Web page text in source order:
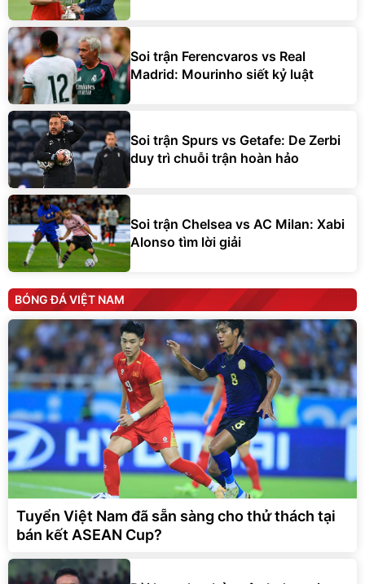
Soi trận Ferencvaros vs Real
Madrid: Mourinho siết kỷ luật
Soi trận Spurs vs Getafe: De Zerbi
duy trì chuỗi trận hoàn hảo
Soi trận Chelsea vs AC Milan: Xabi
Alonso tìm lời giải
BÓNG ĐÁ VIỆT NAM
Tuyển Việt Nam đã sẵn sàng cho thử thách tại
bán kết ASEAN Cup?